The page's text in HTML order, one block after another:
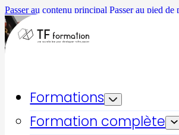
Passer au contenu principal Passer au pied de
Formations
Formation complète